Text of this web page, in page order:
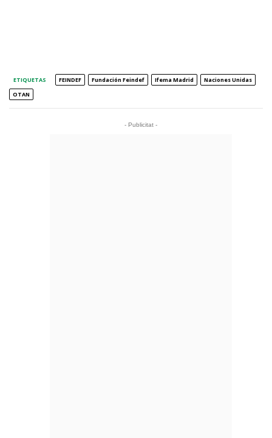
ETIQUETAS FEINDEF Fundación Feindef Ifema Madrid
Naciones Unidas
OTAN
- Publicitat -